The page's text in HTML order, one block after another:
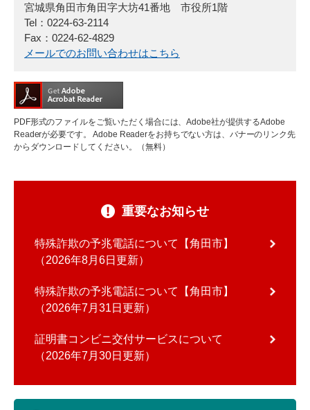
宮城県角田市角田字大坊41番地 市役所1階
Tel：0224-63-2114
Fax：0224-62-4829
メールでのお問い合わせはこちら
PDF形式のファイルをご覧いただく場合には、Adobe社が提供するAdobe
Readerが必要です。
Adobe Readerをお持ちでない方は、バナーのリンク先
からダウンロードしてください。（無料）
重要なお知らせ
特殊詐欺の予兆電話について【角田市】
2026年8月6日更新
特殊詐欺の予兆電話について【角田市】
2026年7月31日更新
証明書コンビニ交付サービスについて
2026年7月30日更新